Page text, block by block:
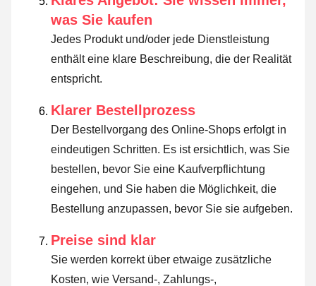
was Sie kaufen
Jedes Produkt und/oder jede Dienstleistung
enthält eine klare Beschreibung, die der Realität
entspricht.
Klarer Bestellprozess
Der Bestellvorgang des Online-Shops erfolgt in
eindeutigen Schritten. Es ist ersichtlich, was Sie
bestellen, bevor Sie eine Kaufverpflichtung
eingehen, und Sie haben die Möglichkeit, die
Bestellung anzupassen, bevor Sie sie aufgeben.
Preise sind klar
Sie werden korrekt über etwaige zusätzliche
Kosten, wie Versand-, Zahlungs-,